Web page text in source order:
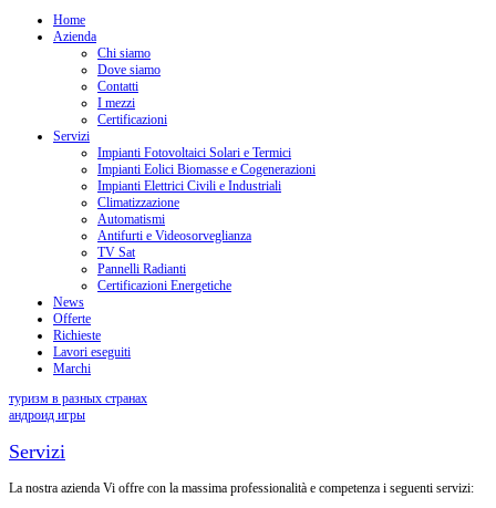
Home
Azienda
Chi siamo
Dove siamo
Contatti
I mezzi
Certificazioni
Servizi
Impianti Fotovoltaici Solari e Termici
Impianti Eolici Biomasse e Cogenerazioni
Impianti Elettrici Civili e Industriali
Climatizzazione
Automatismi
Antifurti e Videosorveglianza
TV Sat
Pannelli Radianti
Certificazioni Energetiche
News
Offerte
Richieste
Lavori eseguiti
Marchi
туризм в разных странах
андроид игры
Servizi
La nostra azienda Vi offre con la massima professionalità e competenza i seguenti servizi: